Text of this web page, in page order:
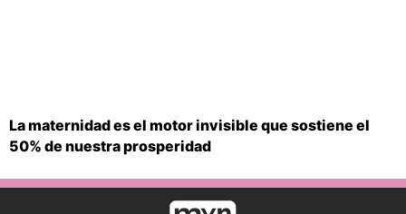
La maternidad es el motor invisible que sostiene el
50% de nuestra prosperidad